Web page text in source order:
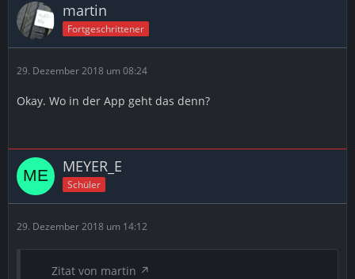
martin
Fortgeschrittener
29. Dezember 2018 um 08:24
Okay. Wo in der App geht das denn?
MEYER_E
Schüler
29. Dezember 2018 um 14:12
Zitat von martin